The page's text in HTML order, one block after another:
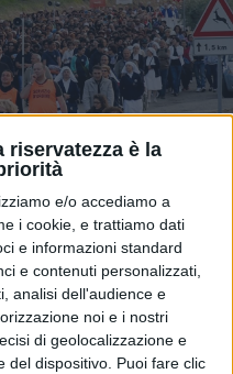
riservatezza è la
e/o accediamo a
i cookie, e trattiamo dati
e informazioni standard
e contenuti personalizzati,
analisi dell'audience e
noi e i nostri
di geolocalizzazione e
del dispositivo. Puoi fare clic
Pollutri-
per i 450